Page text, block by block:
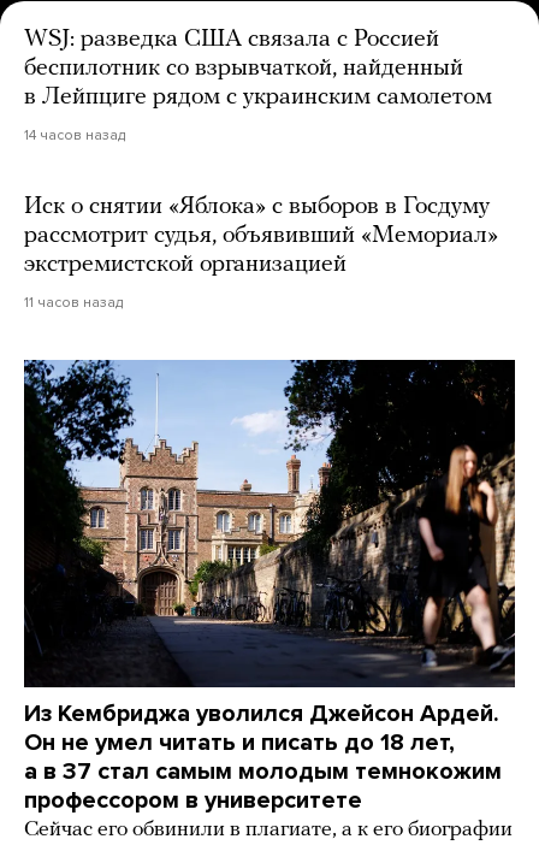
WSJ: разведка США связала с Россией
беспилотник со взрывчаткой, найденный
в Лейпциге рядом с украинским самолетом
14 часов назад
Иск о снятии «Яблока» с выборов в Госдуму
рассмотрит судья, объявивший «Мемориал»
экстремистской организацией
11 часов назад
Из Кембриджа уволился Джейсон Ардей.
Он не умел читать и писать до 18 лет,
а в 37 стал самым молодым темнокожим
профессором в университете
Сейчас его обвинили в плагиате, а к его биографии